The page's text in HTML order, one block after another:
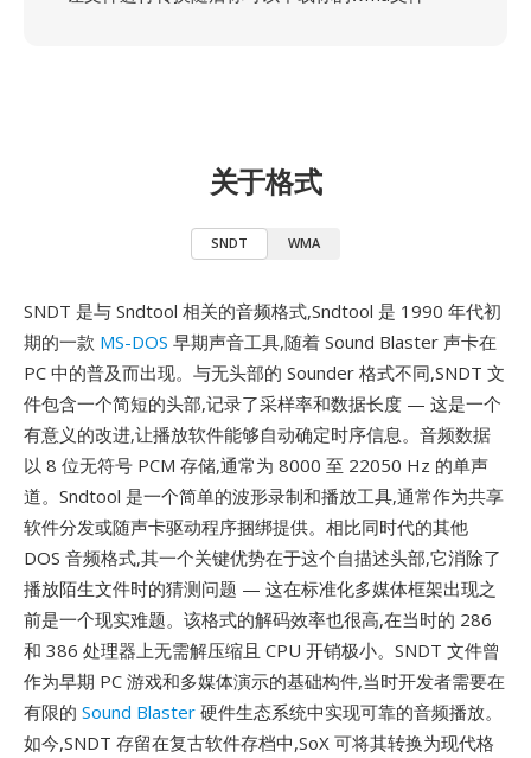
关于格式
SNDT WMA
SNDT 是与 Sndtool 相关的音频格式,Sndtool 是 1990 年代初
期的一款 MS-DOS 早期声音工具,随着 Sound Blaster 声卡在
PC 中的普及而出现。与无头部的 Sounder 格式不同,SNDT 文
件包含一个简短的头部,记录了采样率和数据长度 — 这是一个
有意义的改进,让播放软件能够自动确定时序信息。音频数据
以 8 位无符号 PCM 存储,通常为 8000 至 22050 Hz 的单声
道。Sndtool 是一个简单的波形录制和播放工具,通常作为共享
软件分发或随声卡驱动程序捆绑提供。相比同时代的其他
DOS 音频格式,其一个关键优势在于这个自描述头部,它消除了
播放陌生文件时的猜测问题 — 这在标准化多媒体框架出现之
前是一个现实难题。该格式的解码效率也很高,在当时的 286
和 386 处理器上无需解压缩且 CPU 开销极小。SNDT 文件曾
作为早期 PC 游戏和多媒体演示的基础构件,当时开发者需要在
有限的 Sound Blaster 硬件生态系统中实现可靠的音频播放。
如今,SNDT 存留在复古软件存档中,SoX 可将其转换为现代格